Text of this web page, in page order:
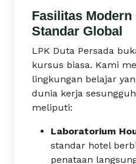
Fasilitas
Standar Global
LPK Duta Persada
kursus biasa. Kami
lingkungan belajar
dunia kerja
meliputi:
Laboratorium
standar hotel
penataan